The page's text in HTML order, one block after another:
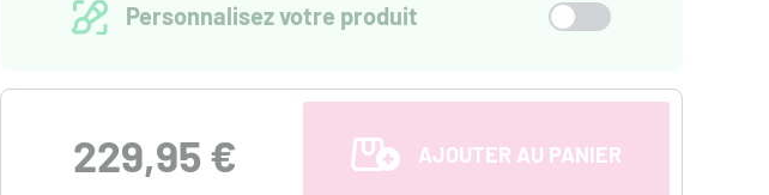
Personnalisez votre produit
229,95 € AJOUTER AU PANIER